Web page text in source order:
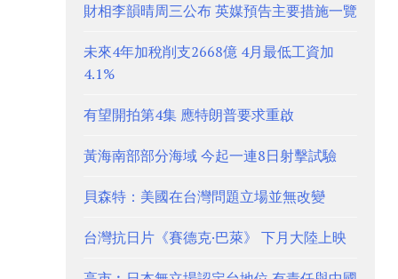
財相李韻晴周三公布 英媒預告主要措施一覽
未來4年加稅削支2668億 4月最低工資加
4.1%
有望開拍第4集 應特朗普要求重啟
黃海南部部分海域 今起一連8日射擊試驗
貝森特：美國在台灣問題立場並無改變
台灣抗日片《賽德克·巴萊》 下月大陸上映